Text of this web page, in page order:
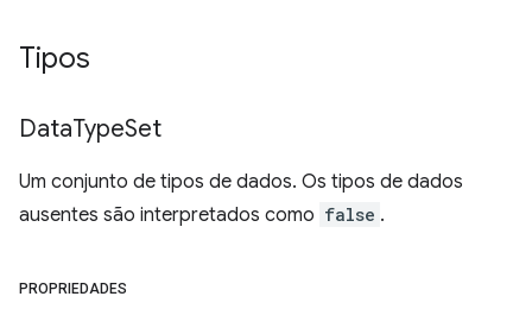
Tipos
DataTypeSet
Um conjunto de tipos de dados. Os tipos de dados
ausentes são interpretados como false .
PROPRIEDADES